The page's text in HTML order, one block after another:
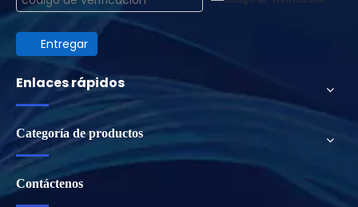
Entregar
Enlaces rápidos
Categoría de productos
Contáctenos